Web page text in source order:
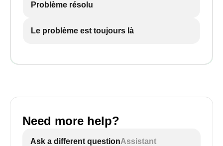
Problème résolu
Le problème est toujours là
Need more help?
Ask a different questionAssistant